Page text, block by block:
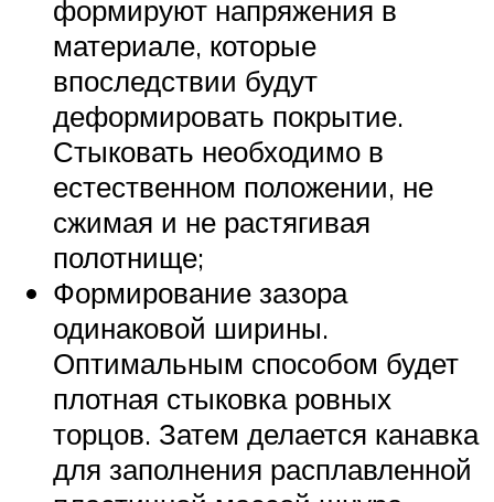
формируют напряжения в
материале, которые
впоследствии будут
деформировать покрытие.
Стыковать необходимо в
естественном положении, не
сжимая и не растягивая
полотнище;
Формирование зазора
одинаковой ширины.
Оптимальным способом будет
плотная стыковка ровных
торцов. Затем делается канавка
для заполнения расплавленной